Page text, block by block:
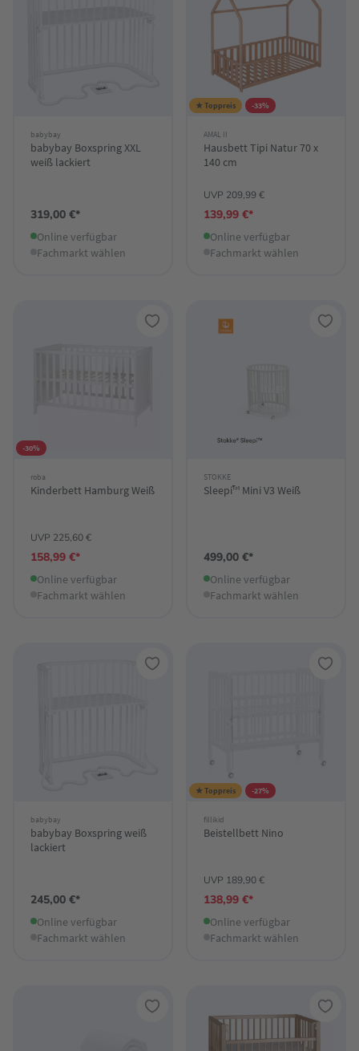
babybay
babybay Boxspring XXL
weiß lackiert
319,00 €*
Online verfügbar
Fachmarkt wählen
★ Toppreis -33%
AMAL II
Hausbett Tipi Natur 70 x
140 cm
UVP 209,99 €
139,99 €*
Online verfügbar
Fachmarkt wählen
-30%
roba
Kinderbett Hamburg Weiß
UVP 225,60 €
158,99 €*
Online verfügbar
Fachmarkt wählen
STOKKE
Sleepi™ Mini V3 Weiß
499,00 €*
Online verfügbar
Fachmarkt wählen
babybay
babybay Boxspring weiß
lackiert
245,00 €*
Online verfügbar
Fachmarkt wählen
★ Toppreis -27%
fillikid
Beistellbett Nino
UVP 189,90 €
138,99 €*
Online verfügbar
Fachmarkt wählen